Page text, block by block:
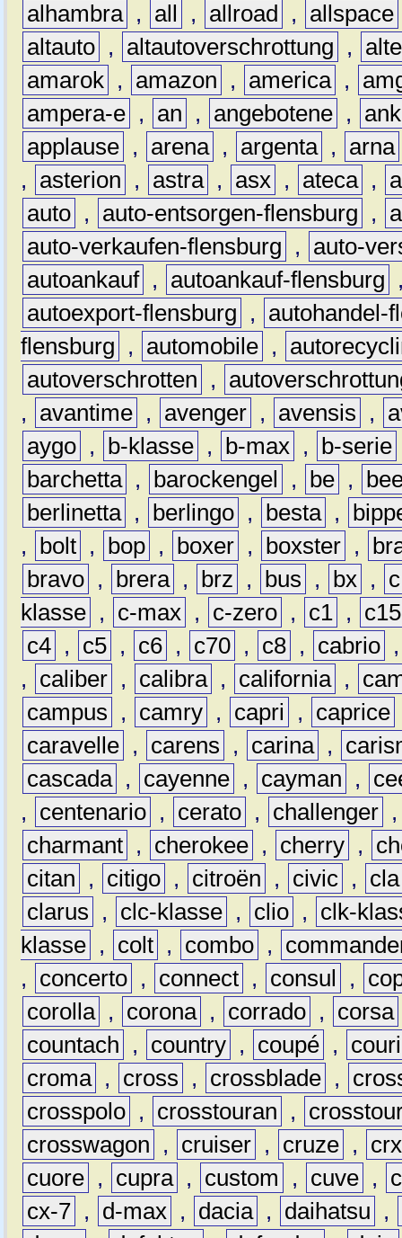
alhambra , all , allroad , allspace
altauto , altautoverschrottung ,
amarok , amazon , america ,
ampera-e , an , angebotene ,
applause , arena , argenta , arna
,
asterion , astra , asx , ateca ,
auto , auto-entsorgen-flensburg ,
auto-verkaufen-flensburg
,
auto-
autoankauf , autoankauf-flensburg
autoexport-flensburg
,
autohandel-
flensburg
, automobile ,
autoverschrotten
,
,
avantime , avenger , avensis ,
aygo , b-klasse , b-max , b-serie
barchetta , barockengel , be ,
berlinetta , berlingo , besta ,
,
bolt , bop , boxer , boxster ,
bravo , brera , brz , bus , bx ,
c
klasse , c-max , c-zero , c1 ,
c15
c4 , c5 , c6 , c70 , c8 , cabrio
,
caliber , calibra , california ,
campus
, camry , capri , caprice
caravelle , carens , carina ,
cascada , cayenne , cayman ,
,
centenario , cerato , challenger
charmant , cherokee , cherry ,
citan
, citigo , citroën , civic ,
cla
clarus
, clc-klasse , clio ,
clk-
klasse , colt , combo ,
,
concerto , connect , consul ,
corolla , corona , corrado , corsa
countach
, country , coupé ,
croma , cross , crossblade ,
crosspolo , crosstouran ,
crosswagon
, cruiser , cruze ,
crx
cuore , cupra , custom , cuve ,
cx-7 , d-max , dacia , daihatsu
,